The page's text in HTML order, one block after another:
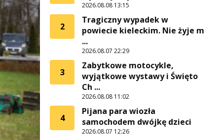
2026.08.08 13:15
2
Tragiczny wypadek w
powiecie kieleckim. Nie żyje m
...
2026.08.07 22:29
3
Zabytkowe motocykle,
wyjątkowe wystawy i Święto
Ch ...
2026.08.08 11:02
4
Pijana para wiozła
samochodem dwójkę dzieci
2026.08.07 12:26